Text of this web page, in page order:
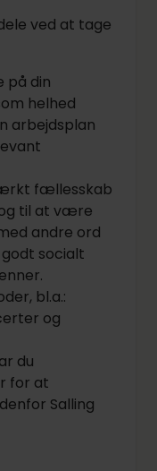
ved at tage
på din
helhed
arbejdsplan
fællesskab
til at være
andre ord
socialt
bl.a.:
og
du
for at
Salling